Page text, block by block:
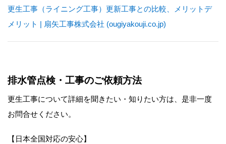
更生工事（ライニング工事）更新工事との比較、メリットデ
メリット | 扇矢工事株式会社 (ougiyakouji.co.jp)
排水管点検・工事のご依頼方法
更生工事について詳細を聞きたい・知りたい方は、是非一度
お問合せください。
【日本全国対応の安心】